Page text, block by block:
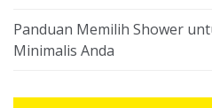
Panduan Memilih Shower
Minimalis Anda